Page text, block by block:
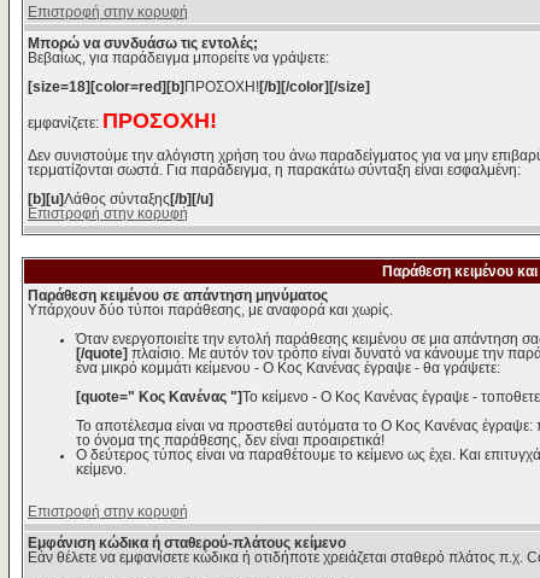
Επιστροφή στην κορυφή
Μπορώ να συνδυάσω τις εντολές;
Βεβαίως, για παράδειγμα μπορείτε να γράψετε:
[size=18][color=red][b]
ΠΡΟΣΟΧΗ! [/b][/color][/size]
εμφανίζετε: ΠΡΟΣΟΧΗ!
Δεν συνιστούμε την αλόγιστη χρήση του άνω παραδείγματος για να μην
τερματίζονται σωστά. Για παράδειγμα, η παρακάτω σύνταξη είναι εσφαλμένη:
[b][u] Λάθος σύνταξης [/b][/u]
Επιστροφή στην κορυφή
Παράθεση κειμένου
Παράθεση κειμένου σε απάντηση μηνύματος
Υπάρχουν δύο τύποι παράθεσης, με αναφορά και χωρίς.
Όταν ενεργοποιείτε την εντολή παράθεσης κειμένου σε μια απάντηση
[/quote] πλαίσιο. Με αυτόν τον τρόπο είναι δυνατό να κάνουμε την
ένα μικρό κομμάτι κείμενου - Ο Κος Κανένας έγραψε - θα γράψετε:
[quote=" Κος Κανένας "]Το κείμενο - Ο Κος Κανένας έγραψε -
Το αποτέλεσμα είναι να προστεθεί αυτόματα το Ο Κος Κανένας
το όνομα της παράθεσης, δεν είναι προαιρετικά!
Ο δεύτερος τύπος είναι να παραθέτουμε το κείμενο ως έχει. Και
κείμενο.
Επιστροφή στην κορυφή
Εμφάνιση κώδικα ή σταθερού-πλάτους κείμενο
Εάν θέλετε να εμφανίσετε κώδικα ή οτιδήποτε χρειάζεται σταθερό πλάτος π.χ.